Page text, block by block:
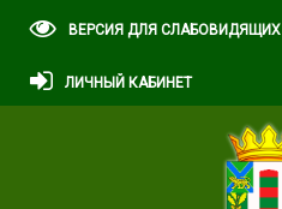
ВЕРСИЯ ДЛЯ СЛАБОВИДЯЩИХ
ЛИЧНЫЙ КАБИНЕТ